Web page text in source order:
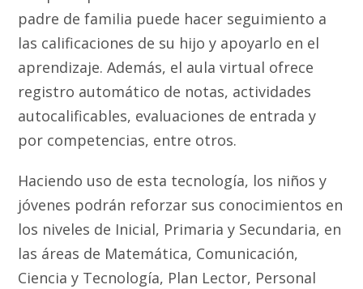
padre de familia puede hacer seguimiento a
las calificaciones de su hijo y apoyarlo en el
aprendizaje. Además, el aula virtual ofrece
registro automático de notas, actividades
autocalificables, evaluaciones de entrada y
por competencias, entre otros.
Haciendo uso de esta tecnología, los niños y
jóvenes podrán reforzar sus conocimientos en
los niveles de Inicial, Primaria y Secundaria, en
las áreas de Matemática, Comunicación,
Ciencia y Tecnología, Plan Lector, Personal